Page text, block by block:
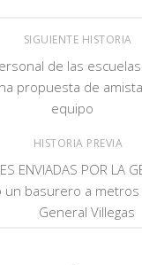
SIGUIENTE HISTORIA
de las
propuesta de
equipo
HISTORIA PREVIA
ENVIADAS POR LA
un basurero a
General Villegas